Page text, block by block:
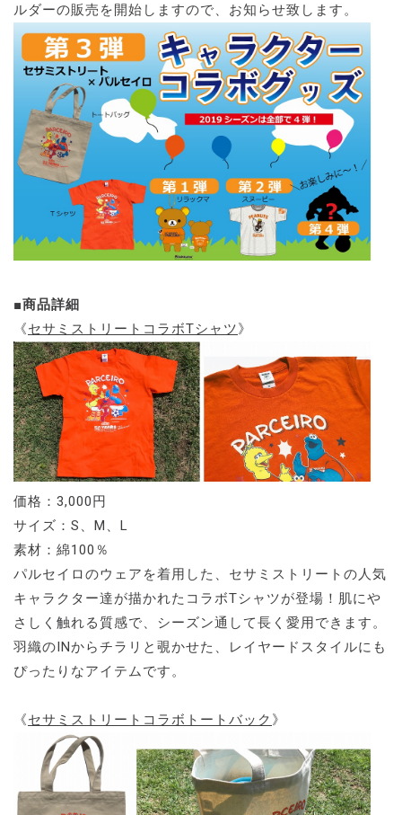
ルダーの販売を開始しますので、お知らせ致します。
■商品詳細
《セサミストリートコラボTシャツ》
価格：3,000円
サイズ：S、M、L
素材：綿100％
パルセイロのウェアを着用した、セサミストリートの人気
キャラクター達が描かれたコラボTシャツが登場！肌にや
さしく触れる質感で、シーズン通して長く愛用できます。
羽織のINからチラリと覗かせた、レイヤードスタイルにも
ぴったりなアイテムです。
《セサミストリートコラボトートバック 》